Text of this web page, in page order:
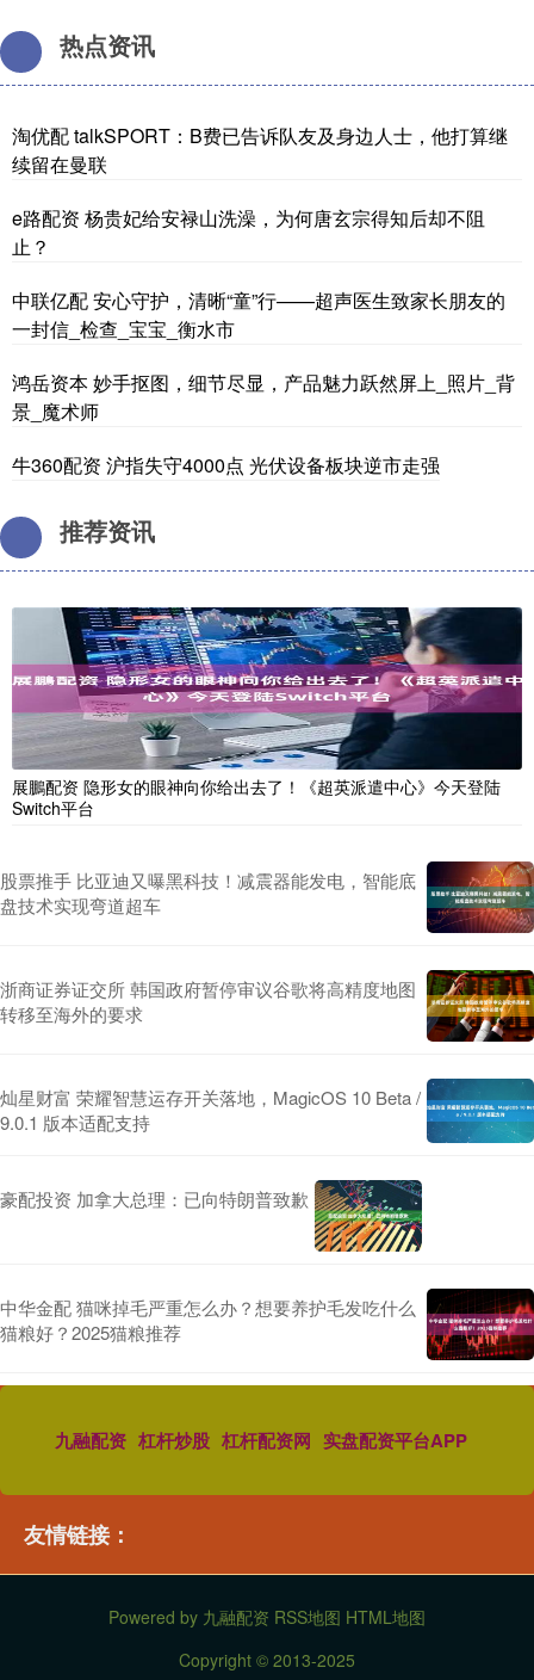
热点资讯
淘优配 talkSPORT：B费已告诉队友及身边人士，他打算继
续留在曼联
e路配资 杨贵妃给安禄山洗澡，为何唐玄宗得知后却不阻
止？
中联亿配 安心守护，清晰“童”行——超声医生致家长朋友的
一封信_检查_宝宝_衡水市
鸿岳资本 妙手抠图，细节尽显，产品魅力跃然屏上_照片_背
景_魔术师
牛360配资 沪指失守4000点 光伏设备板块逆市走强
推荐资讯
展鵬配资 隐形女的眼神向你给出去了！《超英派遣中心》今天登陆
Switch平台
股票推手 比亚迪又曝黑科技！减震器能发电，智能底
盘技术实现弯道超车
浙商证券证交所 韩国政府暂停审议谷歌将高精度地图
转移至海外的要求
灿星财富 荣耀智慧运存开关落地，MagicOS 10 Beta /
9.0.1 版本适配支持
豪配投资 加拿大总理：已向特朗普致歉
中华金配 猫咪掉毛严重怎么办？想要养护毛发吃什么
猫粮好？2025猫粮推荐
九融配资 杠杆炒股 杠杆配资网 实盘配资平台APP
友情链接：
Powered by 九融配资 RSS地图 HTML地图
Copyright © 2013-2025